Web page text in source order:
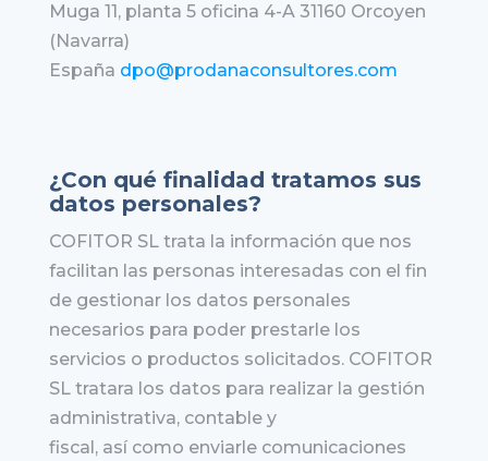
Muga 11, planta 5 oficina 4-A 31160 Orcoyen
(Navarra)
España dpo@prodanaconsultores.com
¿Con qué finalidad tratamos sus
datos personales?
COFITOR SL trata la información que nos
facilitan las personas interesadas con el fin
de gestionar los datos personales
necesarios para poder prestarle los
servicios o productos solicitados. COFITOR
SL tratara los datos para realizar la gestión
administrativa, contable y
fiscal, así como enviarle comunicaciones